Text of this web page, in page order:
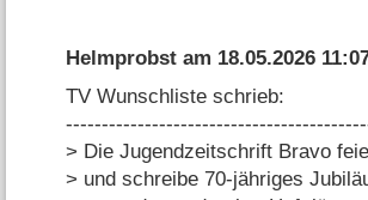
Helmprobstam 18.05.2026
TV Wunschliste schrieb:
> Die Jugendzeitschrift Bravo
> und schreibe 70-jähriges